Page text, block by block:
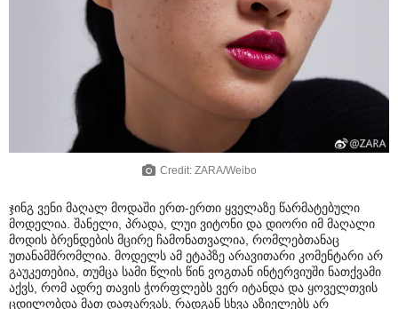
Credit: ZARA/Weibo
ჯინგ ვენი მაღალ მოდაში ერთ-ერთი ყველაზე წარმატებული
მოდელია. შანელი, პრადა, ლუი ვიტონი და დიორი იმ მაღალი
მოდის ბრენდების მცირე ჩამონათვალია, რომლებთანაც
უთანამშრომლია. მოდელს ამ ეტაპზე არავითარი კომენტარი არ
გაუკეთებია, თუმცა სამი წლის წინ ვოგთან ინტერვიუში ნათქვამი
აქვს, რომ ადრე თავის ჭორფლებს ვერ იტანდა და ყოველთვის
ცდილობდა მათ დაფარვას, რადგან სხვა აზიელებს არ